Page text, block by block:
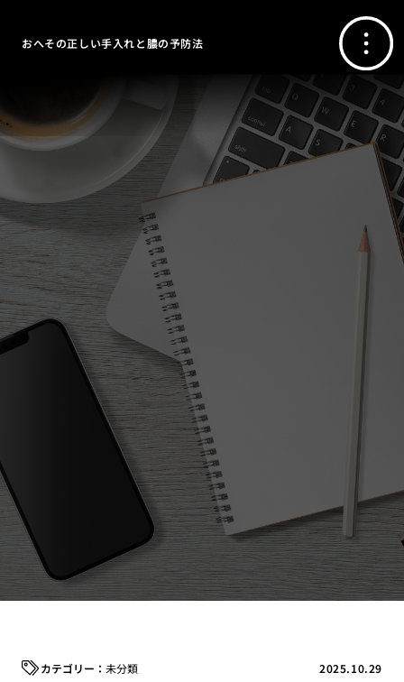
おへその正しい手入れと膿の予防法
2025.10.29
未分類